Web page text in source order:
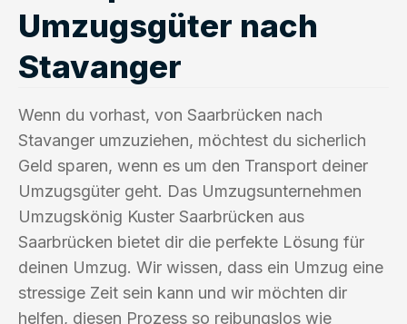
Umzugsgüter nach
Stavanger
Wenn du vorhast, von Saarbrücken nach
Stavanger umzuziehen, möchtest du sicherlich
Geld sparen, wenn es um den Transport deiner
Umzugsgüter geht. Das Umzugsunternehmen
Umzugskönig Kuster Saarbrücken aus
Saarbrücken bietet dir die perfekte Lösung für
deinen Umzug. Wir wissen, dass ein Umzug eine
stressige Zeit sein kann und wir möchten dir
helfen, diesen Prozess so reibungslos wie